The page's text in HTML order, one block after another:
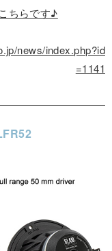
ちらです♪
news/index.php?id
=1141